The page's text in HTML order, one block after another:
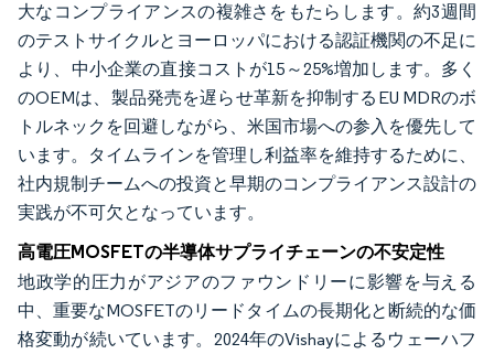
大なコンプライアンスの複雑さをもたらします。約3週間
のテストサイクルとヨーロッパにおける認証機関の不足に
より、中小企業の直接コストが15～25%増加します。多く
のOEMは、製品発売を遅らせ革新を抑制するEU MDRのボ
トルネックを回避しながら、米国市場への参入を優先して
います。タイムラインを管理し利益率を維持するために、
社内規制チームへの投資と早期のコンプライアンス設計の
実践が不可欠となっています。
高電圧MOSFETの半導体サプライチェーンの不安定性
地政学的圧力がアジアのファウンドリーに影響を与える
中、重要なMOSFETのリードタイムの長期化と断続的な価
格変動が続いています。2024年のVishayによるウェーハフ